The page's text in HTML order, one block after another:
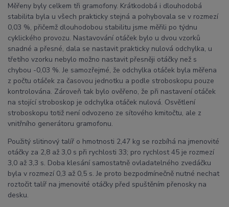
Měřeny byly celkem tři gramofony. Krátkodobá i dlouhodobá
stabilita byla u všech prakticky stejná a pohybovala se v rozmezí
0,03 %, přičemž dlouhodobou stabilitu jsme měřili po týdnu
cyklického provozu. Nastavování otáček bylo u dvou vzorků
snadné a přesné, dala se nastavit prakticky nulová odchylka, u
třetího vzorku nebylo možno nastavit přesněji otáčky než s
chybou -0,03 %. Je samozřejmé, že odchylka otáček byla měřena
z počtu otáček za časovou jednotku a podle stroboskopu pouze
kontrolována. Zároveň tak bylo ověřeno, že při nastavení otáček
na stojící stroboskop je odchylka otáček nulová. Osvětlení
stroboskopu totiž není odvozeno ze sítového kmitočtu, ale z
vnitřního generátoru gramofonu.
Použitý slitinový talíř o hmotnosti 2,47 kg se rozbíhá na jmenovité
otáčky za 2,8 až 3,0 s při rychlosti 33; pro rychlost 45 je rozmezí
3,0 až 3,3 s. Doba klesání samostatně ovladatelného zvedáčku
byla v rozmezí 0,3 až 0,5 s. Je proto bezpodmínečně nutné nechat
roztočit talíř na jmenovité otáčky před spuštěním přenosky na
desku.